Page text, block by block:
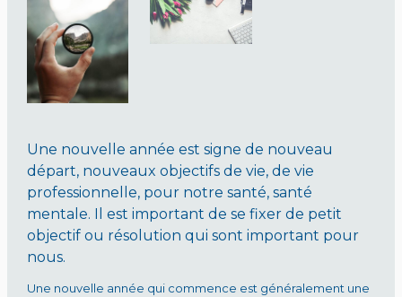
Une nouvelle année est signe de nouveau
départ, nouveaux objectifs de vie, de vie
professionnelle, pour notre santé, santé
mentale. Il est important de se fixer de petit
objectif ou résolution qui sont important pour
nous.
Une nouvelle année qui commence est généralement une